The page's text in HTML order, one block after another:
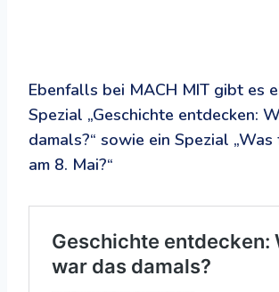
Ebenfalls bei MACH MIT gibt es
Spezial „Geschichte entdecken:
damals?“ sowie ein Spezial
am 8. Mai?“